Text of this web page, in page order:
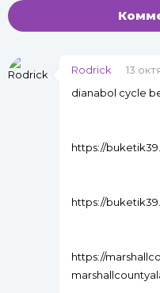
Rodrick
13
dianabol cycle
https://
https://
https://